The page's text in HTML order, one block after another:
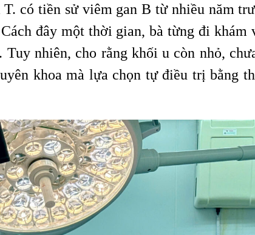
có tiền sử viêm gan B từ nhiều năm
đây một thời gian, bà từng đi khám
nhiên, cho rằng khối u còn nhỏ,
khoa mà lựa chọn tự điều trị bằng